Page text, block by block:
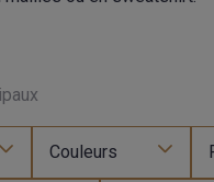
Couleurs